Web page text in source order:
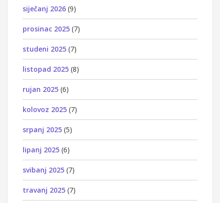
siječanj 2026 (9)
prosinac 2025 (7)
studeni 2025 (7)
listopad 2025 (8)
rujan 2025 (6)
kolovoz 2025 (7)
srpanj 2025 (5)
lipanj 2025 (6)
svibanj 2025 (7)
travanj 2025 (7)